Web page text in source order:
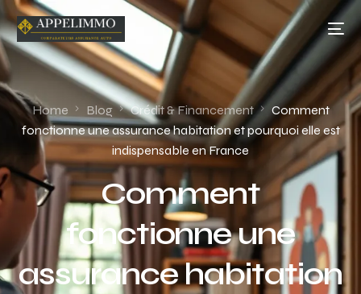
Home Blog Crédit & Financement
Comment
fonctionne une assurance habitation et pourquoi elle est
indispensable en France
Comment
fonctionne une
assurance habitation